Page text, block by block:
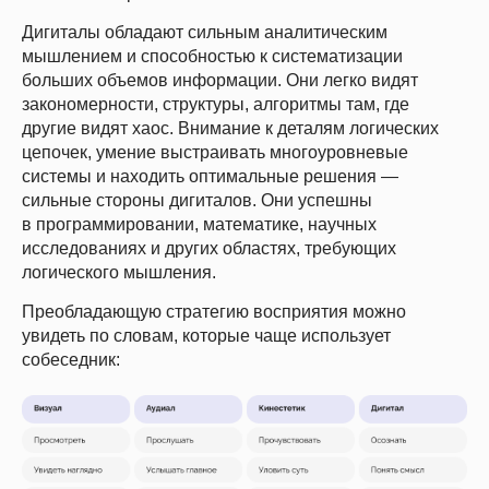
Дигиталы обладают сильным аналитическим
мышлением и способностью к систематизации
больших объемов информации. Они легко видят
закономерности, структуры, алгоритмы там, где
другие видят хаос. Внимание к деталям логических
цепочек, умение выстраивать многоуровневые
системы и находить оптимальные решения —
сильные стороны дигиталов. Они успешны
в программировании, математике, научных
исследованиях и других областях, требующих
логического мышления.
Преобладающую стратегию восприятия можно
увидеть по словам, которые чаще использует
собеседник: